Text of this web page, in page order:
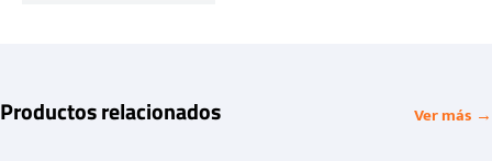
Productos relacionados Ver más →